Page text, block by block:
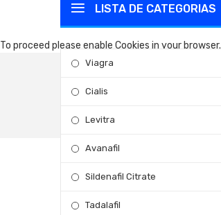
LISTA DE CATEGORIAS
Viagra
Cialis
Levitra
Avanafil
Sildenafil Citrate
Tadalafil
To proceed please enable Cookies in your browser.